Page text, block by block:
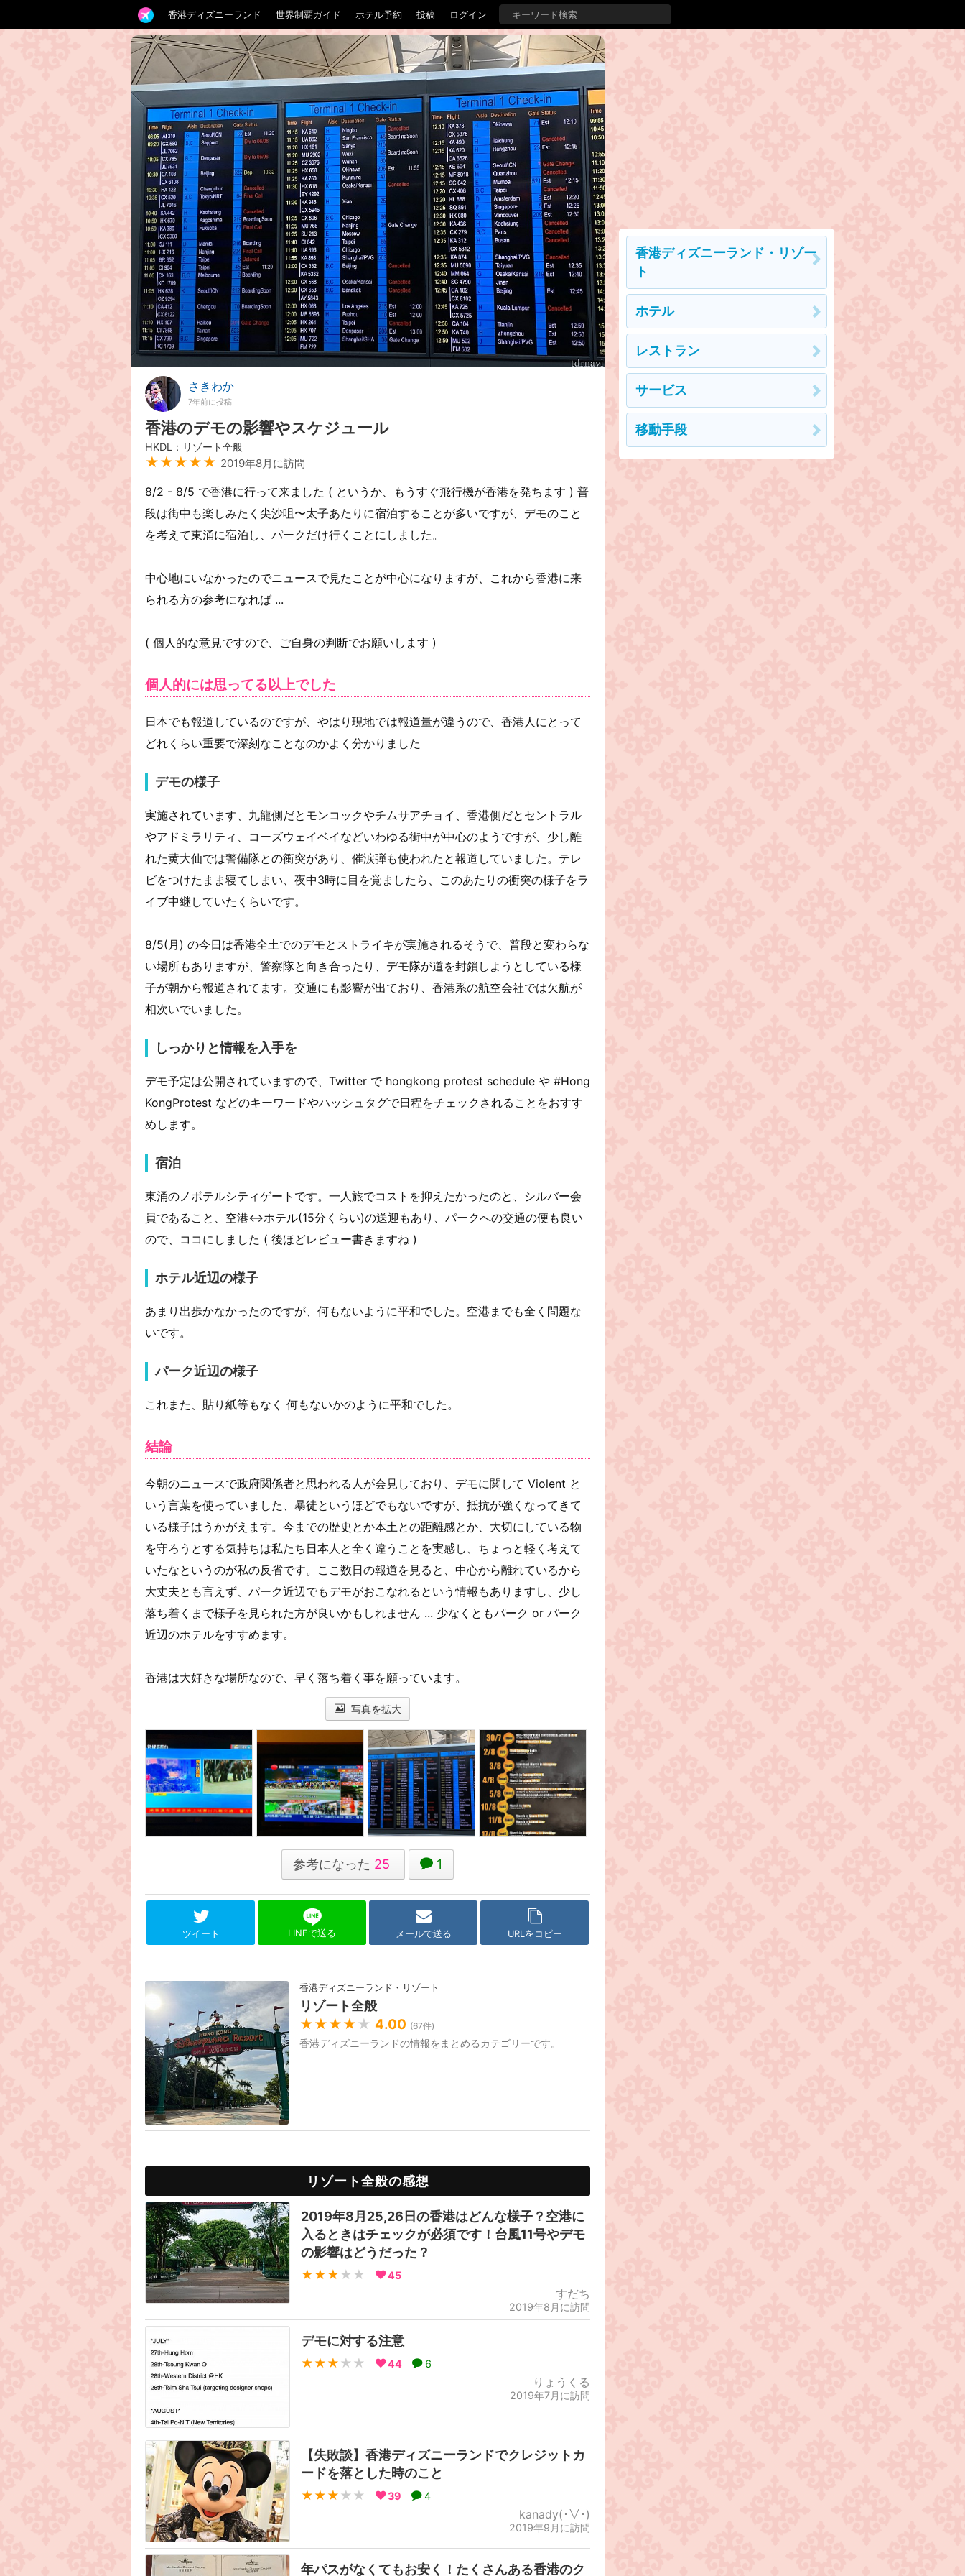
香港ディズニーランド 世界制覇ガイド ホテル予約 投稿 ログイン
さきわか
7年前に投稿
香港のデモの影響やスケジュール
HKDL：リゾート全般
★★★★★ 2019年8月に訪問
8/2 - 8/5 で香港に行って来ました ( というか、もうすぐ飛行機が香港を発ちます ) 普
段は街中も楽しみたく尖沙咀〜太子あたりに宿泊することが多いですが、デモのこと
を考えて東涌に宿泊し、パークだけ行くことにしました。
中心地にいなかったのでニュースで見たことが中心になりますが、これから香港に来
られる方の参考になれば ...
( 個人的な意見ですので、ご自身の判断でお願いします )
個人的には思ってる以上でした
日本でも報道しているのですが、やはり現地では報道量が違うので、香港人にとって
どれくらい重要で深刻なことなのかよく分かりました
デモの様子
実施されています、九龍側だとモンコックやチムサアチョイ、香港側だとセントラル
やアドミラリティ、コーズウェイベイなどいわゆる街中が中心のようですが、少し離
れた黄大仙では警備隊との衝突があり、催涙弾も使われたと報道していました。テレ
ビをつけたまま寝てしまい、夜中3時に目を覚ましたら、このあたりの衝突の様子をラ
イブ中継していたくらいです。
8/5(月) の今日は香港全土でのデモとストライキが実施されるそうで、普段と変わらな
い場所もありますが、警察隊と向き合ったり、デモ隊が道を封鎖しようとしている様
子が朝から報道されてます。交通にも影響が出ており、香港系の航空会社では欠航が
相次いでいました。
しっかりと情報を入手を
デモ予定は公開されていますので、Twitter で hongkong protest schedule や #Hong
KongProtest などのキーワードやハッシュタグで日程をチェックされることをおすす
めします。
宿泊
東涌のノボテルシティゲートです。一人旅でコストを抑えたかったのと、シルバー会
員であること、空港↔︎ホテル(15分くらい)の送迎もあり、パークへの交通の便も良い
ので、ココにしました ( 後ほどレビュー書きますね )
ホテル近辺の様子
あまり出歩かなかったのですが、何もないように平和でした。空港までも全く問題な
いです。
パーク近辺の様子
これまた、貼り紙等もなく 何もないかのように平和でした。
結論
今朝のニュースで政府関係者と思われる人が会見しており、デモに関して Violent と
いう言葉を使っていました、暴徒というほどでもないですが、抵抗が強くなってきて
いる様子はうかがえます。今までの歴史とか本土との距離感とか、大切にしている物
を守ろうとする気持ちは私たち日本人と全く違うことを実感し、ちょっと軽く考えて
いたなというのが私の反省です。ここ数日の報道を見ると、中心から離れているから
大丈夫とも言えず、パーク近辺でもデモがおこなれるという情報もありますし、少し
落ち着くまで様子を見られた方が良いかもしれません ... 少なくともパーク or パーク
近辺のホテルをすすめます。
香港は大好きな場所なので、早く落ち着く事を願っています。
写真を拡大
参考になった 25 1
ツイート LINEで送る メールで送る URLをコピー
香港ディズニーランド・リゾート
リゾート全般
★★★★ ★ 4.00 (67件)
香港ディズニーランドの情報をまとめるカテゴリーです。
リゾート全般の感想
2019年8月25,26日の香港はどんな様子？空港に
入るときはチェックが必須です！台風11号やデモ
の影響はどうだった？
★★★ ★★ 45
すだち
2019年8月に訪問
デモに対する注意
★★★ ★★ 44 6
りょうくる
2019年7月に訪問
【失敗談】香港ディズニーランドでクレジットカ
ードを落とした時のこと
★★★ ★★ 39 4
kanady(･∀･)
2019年9月に訪問
年パスがなくてもお安く！たくさんある香港のク
香港ディズニーランド・リゾー
ト
ホテル
レストラン
サービス
移動手段